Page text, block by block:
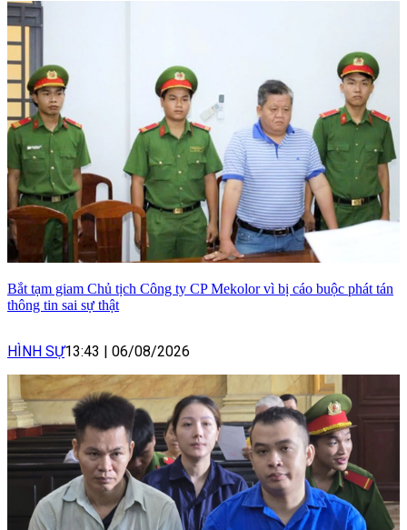
Bắt tạm giam Chủ tịch Công ty CP Mekolor vì bị cáo buộc phát tán
thông tin sai sự thật
HÌNH SỰ13:43 | 06/08/2026